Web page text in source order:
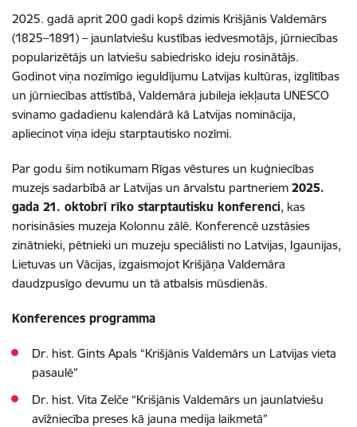
2025. gadā aprit 200 gadi kopš dzimis Krišjānis Valdemārs
(1825–1891) – jaunlatviešu kustības iedvesmotājs, jūrniecības
popularizētājs un latviešu sabiedrisko ideju rosinātājs.
Godinot viņa nozīmīgo ieguldījumu Latvijas kultūras, izglītības
un jūrniecības attīstībā, Valdemāra jubileja iekļauta UNESCO
svinamo gadadienu kalendārā kā Latvijas nominācija,
apliecinot viņa ideju starptautisko nozīmi.
Par godu šim notikumam Rīgas vēstures un kuģniecības
muzejs sadarbībā ar Latvijas un ārvalstu partneriem 2025.
gada 21. oktobrī rīko starptautisku konferenci, kas
norisināsies muzeja Kolonnu zālē. Konferencē uzstāsies
zinātnieki, pētnieki un muzeju speciālisti no Latvijas, Igaunijas,
Lietuvas un Vācijas, izgaismojot Krišjāņa Valdemāra
daudzpusīgo devumu un tā atbalsis mūsdienās.
Konferences programma
Dr. hist. Gints Apals “Krišjānis Valdemārs un Latvijas vieta
pasaulē”
Dr. hist. Vita Zelče “Krišjānis Valdemārs un jaunlatviešu
avīžniecība preses kā jauna medija laikmetā”